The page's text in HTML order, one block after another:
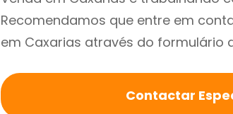
Recomendamos que entre em
em Caxarias através do formulário
Contactar